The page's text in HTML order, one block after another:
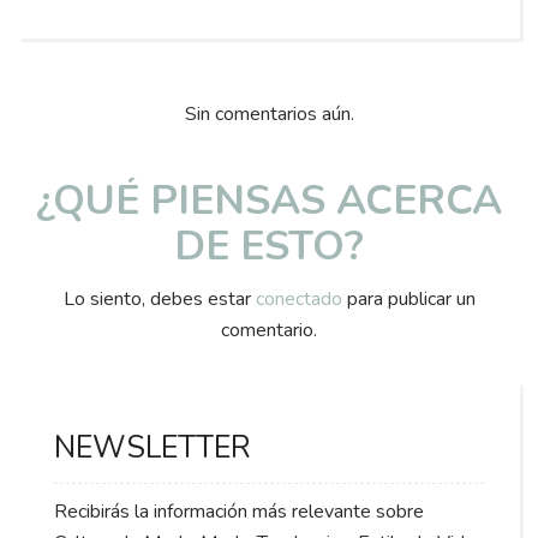
Sin comentarios aún.
¿QUÉ PIENSAS ACERCA
DE ESTO?
Lo siento, debes estar conectado para publicar un
comentario.
NEWSLETTER
Recibirás la información más relevante sobre